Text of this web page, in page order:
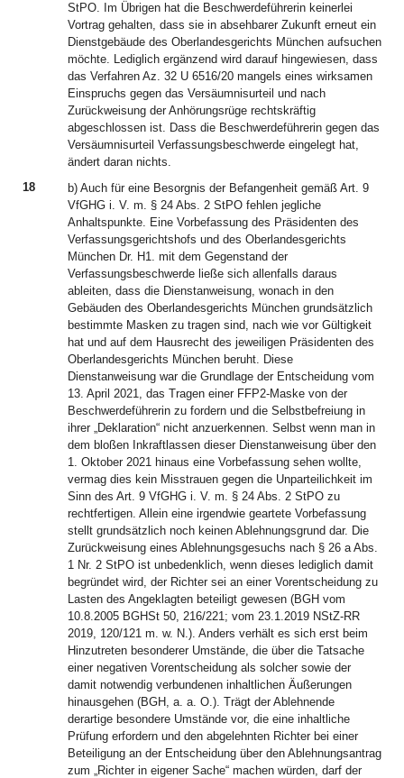
StPO. Im Übrigen hat die Beschwerdeführerin keinerlei
Vortrag gehalten, dass sie in absehbarer Zukunft erneut ein
Dienstgebäude des Oberlandesgerichts München aufsuchen
möchte. Lediglich ergänzend wird darauf hingewiesen, dass
das Verfahren Az. 32 U 6516/20 mangels eines wirksamen
Einspruchs gegen das Versäumnisurteil und nach
Zurückweisung der Anhörungsrüge rechtskräftig
abgeschlossen ist. Dass die Beschwerdeführerin gegen das
Versäumnisurteil Verfassungsbeschwerde eingelegt hat,
ändert daran nichts.
18
b) Auch für eine Besorgnis der Befangenheit gemäß Art. 9
VfGHG i. V. m. § 24 Abs. 2 StPO fehlen jegliche
Anhaltspunkte. Eine Vorbefassung des Präsidenten des
Verfassungsgerichtshofs und des Oberlandesgerichts
München Dr. H1. mit dem Gegenstand der
Verfassungsbeschwerde ließe sich allenfalls daraus
ableiten, dass die Dienstanweisung, wonach in den
Gebäuden des Oberlandesgerichts München grundsätzlich
bestimmte Masken zu tragen sind, nach wie vor Gültigkeit
hat und auf dem Hausrecht des jeweiligen Präsidenten des
Oberlandesgerichts München beruht. Diese
Dienstanweisung war die Grundlage der Entscheidung vom
13. April 2021, das Tragen einer FFP2-Maske von der
Beschwerdeführerin zu fordern und die Selbstbefreiung in
ihrer „Deklaration“ nicht anzuerkennen. Selbst wenn man in
dem bloßen Inkraftlassen dieser Dienstanweisung über den
1. Oktober 2021 hinaus eine Vorbefassung sehen wollte,
vermag dies kein Misstrauen gegen die Unparteilichkeit im
Sinn des Art. 9 VfGHG i. V. m. § 24 Abs. 2 StPO zu
rechtfertigen. Allein eine irgendwie geartete Vorbefassung
stellt grundsätzlich noch keinen Ablehnungsgrund dar. Die
Zurückweisung eines Ablehnungsgesuchs nach § 26 a Abs.
1 Nr. 2 StPO ist unbedenklich, wenn dieses lediglich damit
begründet wird, der Richter sei an einer Vorentscheidung zu
Lasten des Angeklagten beteiligt gewesen (BGH vom
10.8.2005 BGHSt 50, 216/221; vom 23.1.2019 NStZ-RR
2019, 120/121 m. w. N.). Anders verhält es sich erst beim
Hinzutreten besonderer Umstände, die über die Tatsache
einer negativen Vorentscheidung als solcher sowie der
damit notwendig verbundenen inhaltlichen Äußerungen
hinausgehen (BGH, a. a. O.). Trägt der Ablehnende
derartige besondere Umstände vor, die eine inhaltliche
Prüfung erfordern und den abgelehnten Richter bei einer
Beteiligung an der Entscheidung über den Ablehnungsantrag
zum „Richter in eigener Sache“ machen würden, darf der